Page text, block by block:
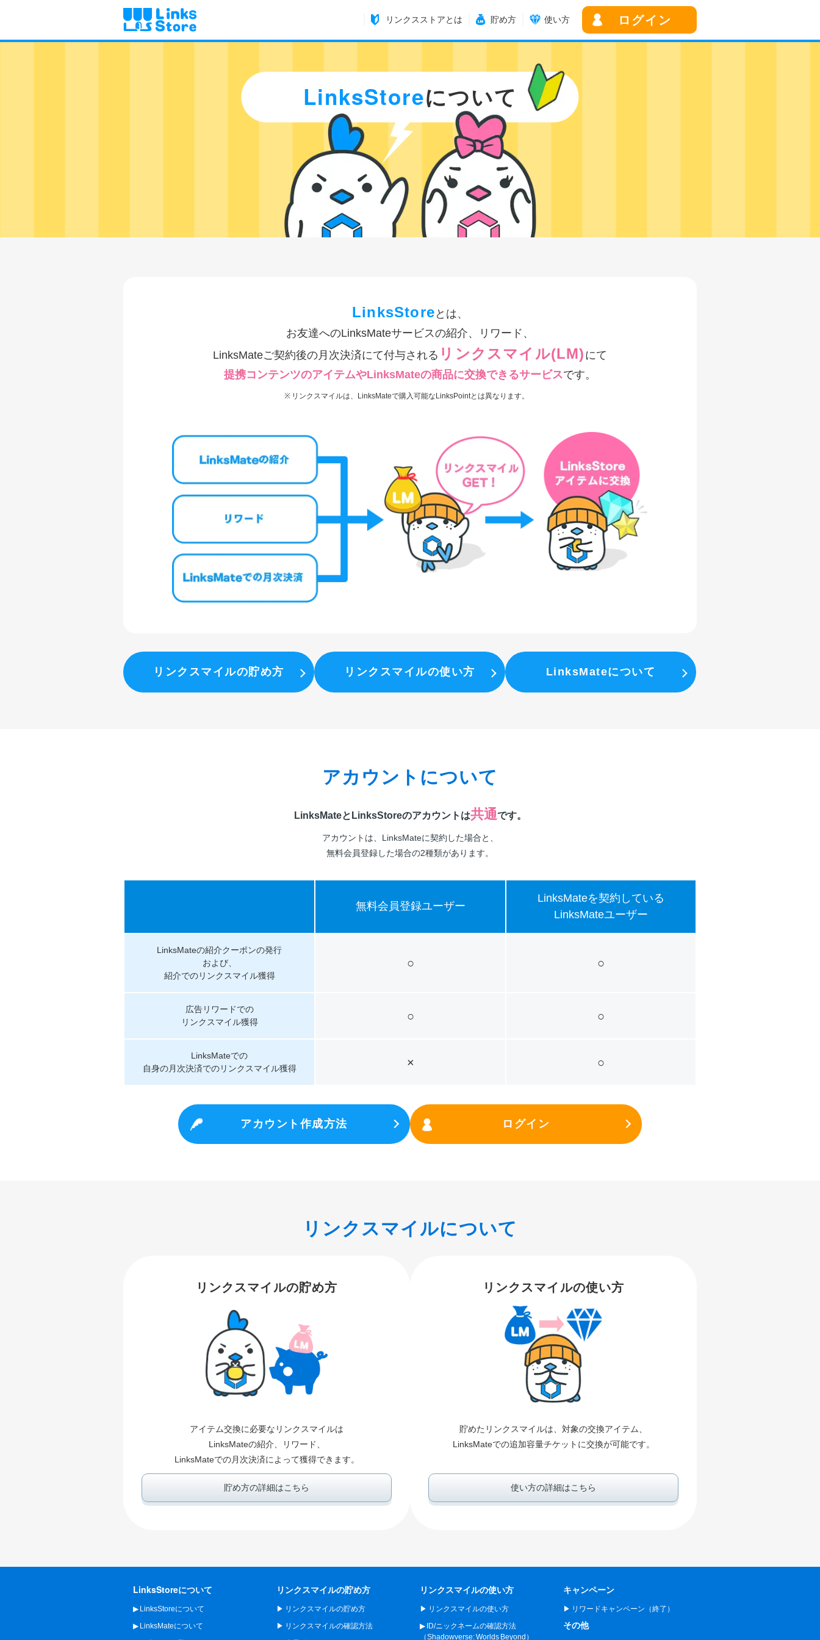
リンクスストアとは 貯め方 使い方 ログイン
LinksStoreについて
LinksStore とは、
お友達へのLinksMateサービスの紹介、リワード、
LinksMateご契約後の月次決済にて付与される リンクスマイル(LM) にて
提携コンテンツのアイテムやLinksMateの商品に交換できるサービスです。
リンクスマイルは、LinksMateで購入可能なLinksPointとは異なります。
リンクスマイルの貯め方 リンクスマイルの使い方 LinksMateについて
アカウントについて
LinksMateとLinksStoreのアカウントは共通です。
アカウントは、LinksMateに契約した場合と、
無料会員登録した場合の2種類があります。
無料会員登録ユーザー
LinksMateを契約している
LinksMateユーザー
LinksMateの紹介クーポンの発行
および、
紹介でのリンクスマイル獲得
○ ○
広告リワードでの
リンクスマイル獲得
○ ○
LinksMateでの
自身の月次決済でのリンクスマイル獲得 × ○
アカウント作成方法 ログイン
リンクスマイルについて
リンクスマイルの貯め方
アイテム交換に必要なリンクスマイルは
LinksMateの紹介、リワード、
LinksMateでの月次決済によって獲得できます。
貯め方の詳細はこちら
リンクスマイルの使い方
貯めたリンクスマイルは、対象の交換アイテム、
LinksMateでの追加容量チケットに交換が可能です。
使い方の詳細はこちら
LinksStoreについて
LinksStoreについて
LinksMateについて
リンクスマイルの貯め方
リンクスマイルの貯め方
リンクスマイルの確認方法
リンクスマイルの使い方
リンクスマイルの使い方
ID/ニックネームの確認方法
（Shadowverse: Worlds Beyond）
キャンペーン
リワードキャンペーン（終了）
その他